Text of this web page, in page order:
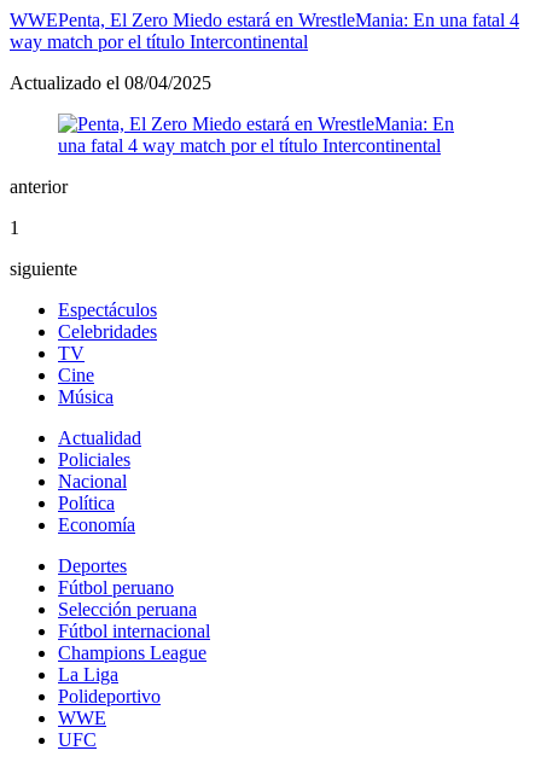
WWEPenta, El Zero Miedo estará en WrestleMania: En una fatal 4
way match por el título Intercontinental
Actualizado el 08/04/2025
anterior
1
siguiente
Espectáculos
Celebridades
TV
Cine
Música
Actualidad
Policiales
Nacional
Política
Economía
Deportes
Fútbol peruano
Selección peruana
Fútbol internacional
Champions League
La Liga
Polideportivo
WWE
UFC